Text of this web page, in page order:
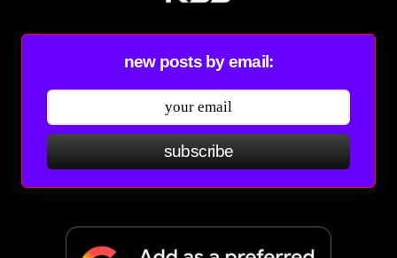
new posts by email:
subscribe